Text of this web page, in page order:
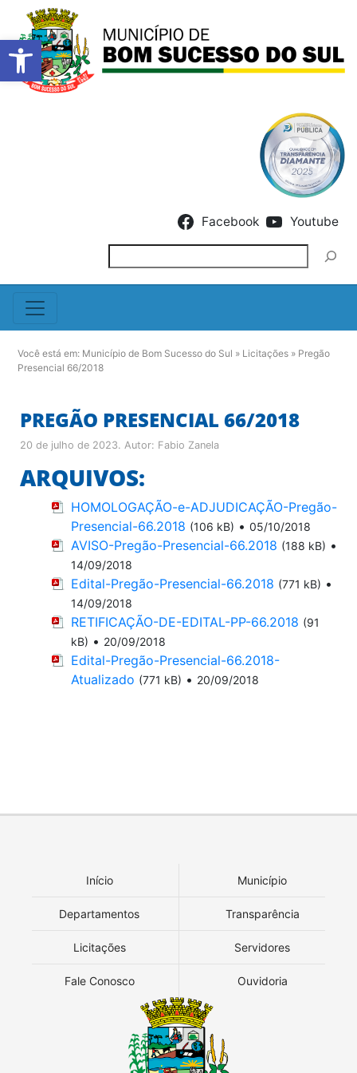
Barra de Ferramentas
Facebook Youtube
Você está em: Município de Bom Sucesso do Sul » Licitações » Pregão
Presencial 66/2018
PREGÃO PRESENCIAL 66/2018
20 de julho de 2023. Autor: Fabio Zanela
ARQUIVOS:
HOMOLOGAÇÃO-e-ADJUDICAÇÃO-Pregão-
Presencial-66.2018 (106 kB) • 05/10/2018
AVISO-Pregão-Presencial-66.2018 (188 kB) •
14/09/2018
Edital-Pregão-Presencial-66.2018 (771 kB) •
14/09/2018
RETIFICAÇÃO-DE-EDITAL-PP-66.2018 (91
kB) • 20/09/2018
Edital-Pregão-Presencial-66.2018-
Atualizado (771 kB) • 20/09/2018
Início Município
Departamentos Transparência
Licitações Servidores
Fale Conosco Ouvidoria